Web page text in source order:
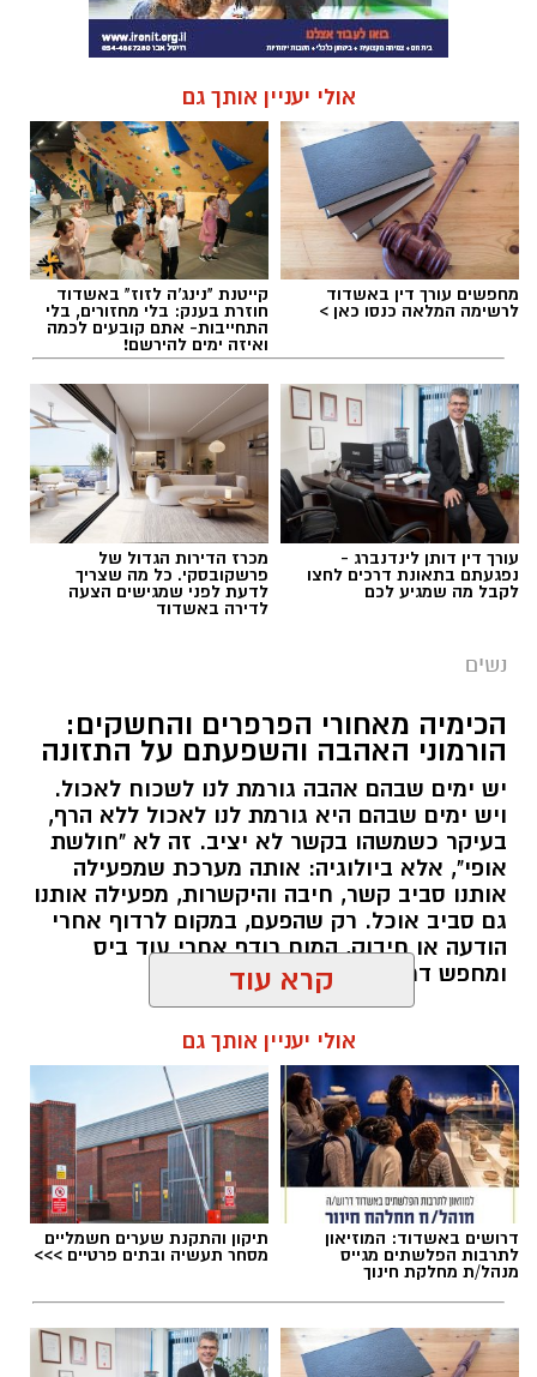
אולי יעניין אותך גם
מחפשים עורך דין באשדוד
לרשימה המלאה כנסו כאן >
קייטנת "נינג'ה לזוז" באשדוד
חוזרת בענק: בלי מחזורים, בלי
התחייבות- אתם קובעים לכמה
ואיזה ימים להירשם!
עורך דין דותן לינדנברג -
נפגעתם בתאונת דרכים לחצו
לקבל מה שמגיע לכם
מכרז הדירות הגדול של
פרשקובסקי. כל מה שצריך
לדעת לפני שמגישים הצעה
לדירה באשדוד
נשים
הכימיה מאחורי הפרפרים והחשקים:
הורמוני האהבה והשפעתם על התזונה
יש ימים שבהם אהבה גורמת לנו לשכוח לאכול.
ויש ימים שבהם היא גורמת לנו לאכול ללא הרף,
בעיקר כשמשהו בקשר לא יציב. זה לא "חולשת
אופי", אלא ביולוגיה: אותה מערכת שמפעילה
אותנו סביב קשר, חיבה והיקשרות, מפעילה אותנו
גם סביב אוכל. רק שהפעם, במקום לרדוף אחרי
הודעה או חיבוק, המוח רודף אחרי עוד ביס
ומחפש דרך מהירה להירגע.
אלדה נתנאל / 09:37 23.07.26
תגים: הורמוני האהבה והשפעתם על התזונה
קרא עוד
אולי יעניין אותך גם
דרושים באשדוד: המוזיאון
לתרבות הפלשתים מגייס
מנהל/ת מחלקת חינוך
תיקון והתקנת שערים חשמליים
מסחר תעשיה ובתים פרטיים >>>